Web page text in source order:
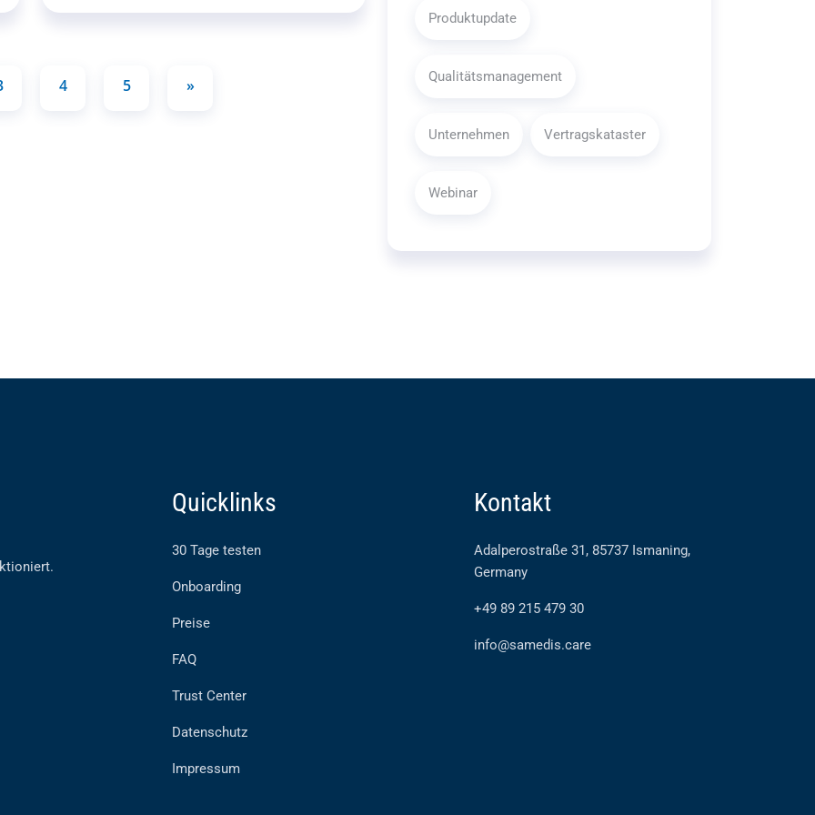
4 5 »
Produktupdate
Qualitätsmanagement
Unternehmen Vertragskataster
Webinar
Quicklinks
30 Tage testen
Onboarding
Preise
FAQ
Trust Center
Datenschutz
Impressum
Kontakt
Adalperostraße 31, 85737 Ismaning,
Germany
+49 89 215 479 30
info@samedis.care